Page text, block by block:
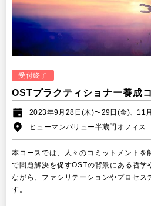
受付終了
OSTプラクティショナー養成
2023年9月28日(木)〜29日(金)、11
ヒューマンバリュー半蔵門オフィス
本コースでは、 人々のコミットメントを
で問題解決を促すOSTの背景にある哲学
ながら、ファシリテーションやプロセス
す。